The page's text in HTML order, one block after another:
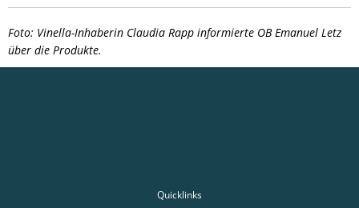
Foto: Vinella-Inhaberin Claudia Rapp informierte OB Emanuel Letz
über die Produkte.
Quicklinks